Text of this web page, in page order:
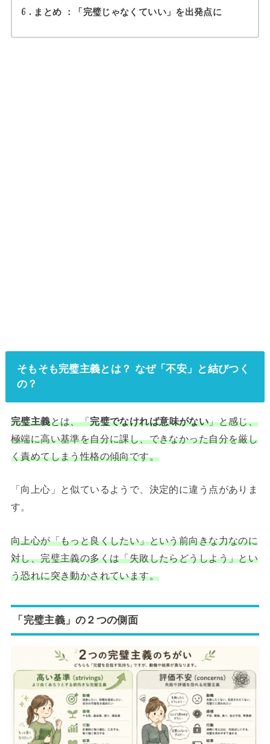
6 まとめ ：「完璧じゃなくていい」を出発点に
そもそも完璧主義とは？ なぜ「不安」と結びつく
の？
完璧主義とは、「完璧でなければ意味がない」と感じ、
極端に高い基準を自分に課し、できなかった自分を厳し
く責めてしまう性格の傾向です。
「向上心」と似ているようで、決定的に違う点がありま
す。
向上心が「もっと良くしたい」という前向きな力なのに
対し、完璧主義の多くは「失敗したらどうしよう」とい
う恐れに突き動かされています。
「完璧主義」の２つの側面